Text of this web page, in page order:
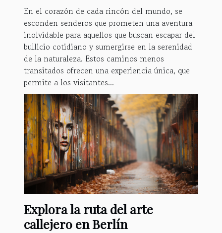
En el corazón de cada rincón del mundo, se
esconden senderos que prometen una aventura
inolvidable para aquellos que buscan escapar del
bullicio cotidiano y sumergirse en la serenidad
de la naturaleza. Estos caminos menos
transitados ofrecen una experiencia única, que
permite a los visitantes...
Explora la ruta del arte
callejero en Berlín